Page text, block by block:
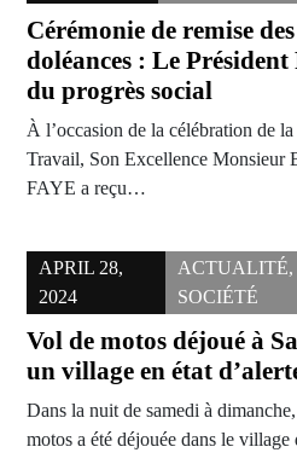
Cérémonie de remise
doléances : Le
du progrès social
À l’occasion de la célébration de
Travail, Son Excellence Monsieur
FAYE a reçu…
APRIL 28,
2024
ACTUALITÉ,
SOCIÉTÉ
Vol de motos déjoué à
un village en état
Dans la nuit de samedi à
motos a été déjouée dans le